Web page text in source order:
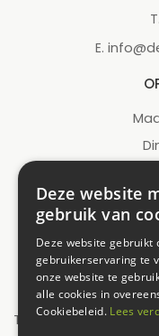
T.
E.
Toon alle
Deze website
gebruik van
Deze website gebruikt
gebruikerservaring te
onze website te
alle cookies in
Cookiebeleid. Lees